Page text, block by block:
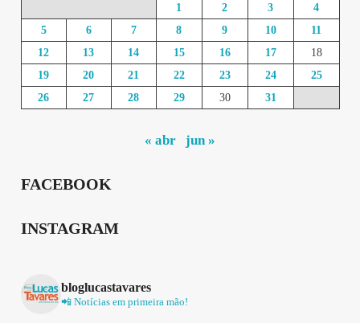
1 2 3
4
5
6 7 8 9 10
11
12
13 14 15 16 17
18
19
20 21 22 23 24
25
26
27 28 29 30 31
« abr jun »
FACEBOOK
INSTAGRAM
bloglucastavares
📲 Notícias em primeira mão!